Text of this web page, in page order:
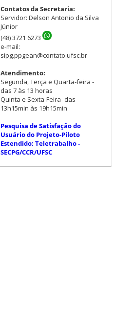
Contatos da Secretaria:
Servidor: Delson Antonio da Silva
Júnior
(48) 3721 6273
e-mail:
sipg.ppgean@contato.ufsc.br
Atendimento:
Segunda, Terça e Quarta-feira -
das 7 às 13 horas
Quinta e Sexta-Feira- das
13h15min às 19h15min
Pesquisa de Satisfação do
Usuário do Projeto-Piloto
Estendido: Teletrabalho -
SECPG/CCR/UFSC